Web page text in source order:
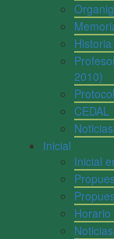
Historia
2010)
CEDAL
Noticias
Inicial
Inicial
Noticias